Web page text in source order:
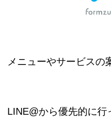
メニューやサービスの
LINE@から優先的に